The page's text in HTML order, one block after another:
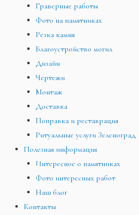
Граверные работы
Фото на памятниках
Резка камня
Благоустройство могил
Дизайн
Чертежи
Монтаж
Доставка
Поправка и реставрация
Ритуальные услуги Зеленоград
Полезная информация
Интересное о памятниках
Фото интересных работ
Наш блог
Контакты